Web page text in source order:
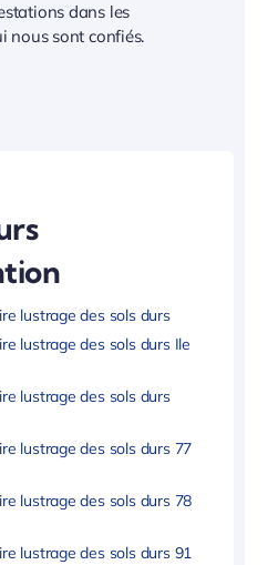
dans les
nous sont confiés.
lustrage des sols durs
lustrage des sols durs Ile
lustrage des sols durs
lustrage des sols durs 77
lustrage des sols durs 78
lustrage des sols durs 91